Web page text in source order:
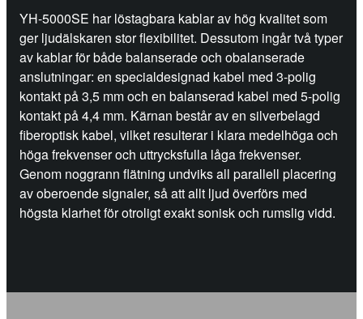
YH-5000SE har löstagbara kablar av hög kvalitet som
ger ljudälskaren stor flexibilitet. Dessutom ingår två typer
av kablar för både balanserade och obalanserade
anslutningar: en specialdesignad kabel med 3-polig
kontakt på 3,5 mm och en balanserad kabel med 5-polig
kontakt på 4,4 mm. Kärnan består av en silverbelagd
fiberoptisk kabel, vilket resulterar i klara medelhöga och
höga frekvenser och uttrycksfulla låga frekvenser.
Genom noggrann flätning undviks all parallell placering
av oberoende signaler, så att allt ljud överförs med
högsta klarhet för otroligt exakt sonisk och rumslig vidd.